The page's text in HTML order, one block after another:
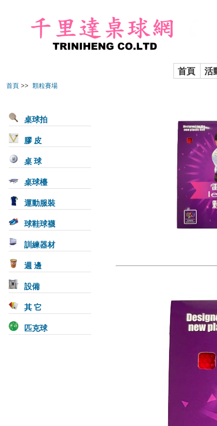
首頁 活
首頁 >> 顆粒賽場
桌球拍
膠 皮
桌 球
桌球檯
運動服裝
球鞋球襪
訓練器材
週 邊
設備
其 它
匹克球